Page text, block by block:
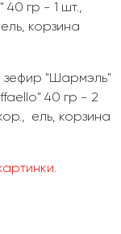
40 гр - 1 шт.,
корзина
зефир "Шармэль"
40 гр - 2
ель, корзина